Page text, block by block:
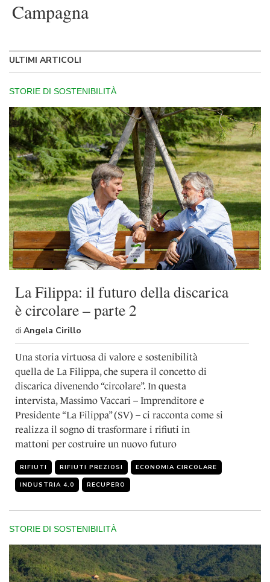
Campagna
ULTIMI ARTICOLI
STORIE DI SOSTENIBILITÀ
La Filippa: il futuro della discarica
è circolare – parte 2
di Angela Cirillo
Una storia virtuosa di valore e sostenibilità
quella de La Filippa, che supera il concetto di
discarica divenendo “circolare”. In questa
intervista, Massimo Vaccari – Imprenditore e
Presidente “La Filippa” (SV) – ci racconta come si
realizza il sogno di trasformare i rifiuti in
mattoni per costruire un nuovo futuro
RIFIUTI RIFIUTI PREZIOSI ECONOMIA CIRCOLARE
INDUSTRIA 4.0 RECUPERO
STORIE DI SOSTENIBILITÀ